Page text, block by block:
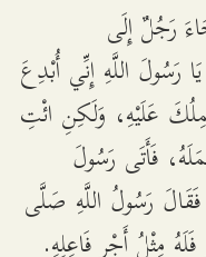
رَجُلٌ إِلَى
رَسُولَ اللَّهِ إِنِّي أُبْدِعَ
عَلَيْهِ، وَلَكِنِ ائْتِ
فَأَتَى رَسُولَ
فَقَالَ رَسُولُ اللَّهِ صَلَّى
مِثْلُ أَجْرِ فَاعِلِهِ.